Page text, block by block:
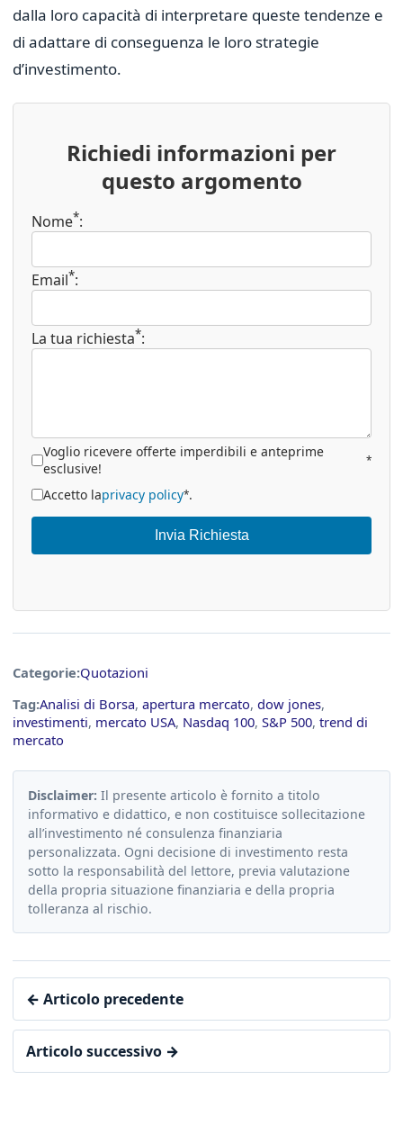
dalla loro capacità di interpretare queste tendenze e
di adattare di conseguenza le loro strategie
d’investimento.
Richiedi informazioni per
questo argomento
Nome*:
Email*:
La tua richiesta*:
Voglio ricevere offerte imperdibili e anteprime
esclusive!
*
Accetto laprivacy policy*.
Invia Richiesta
Categorie:Quotazioni
Tag:Analisi di Borsa, apertura mercato, dow jones,
investimenti, mercato USA, Nasdaq 100, S&P 500, trend di
mercato
Disclaimer: Il presente articolo è fornito a titolo
informativo e didattico, e non costituisce sollecitazione
all’investimento né consulenza finanziaria
personalizzata. Ogni decisione di investimento resta
sotto la responsabilità del lettore, previa valutazione
della propria situazione finanziaria e della propria
tolleranza al rischio.
← Articolo precedente
Articolo successivo →